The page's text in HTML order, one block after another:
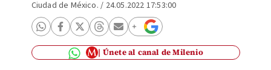
Ciudad de México. / 24.05.2022 17:53:00
Únete al canal de Milenio